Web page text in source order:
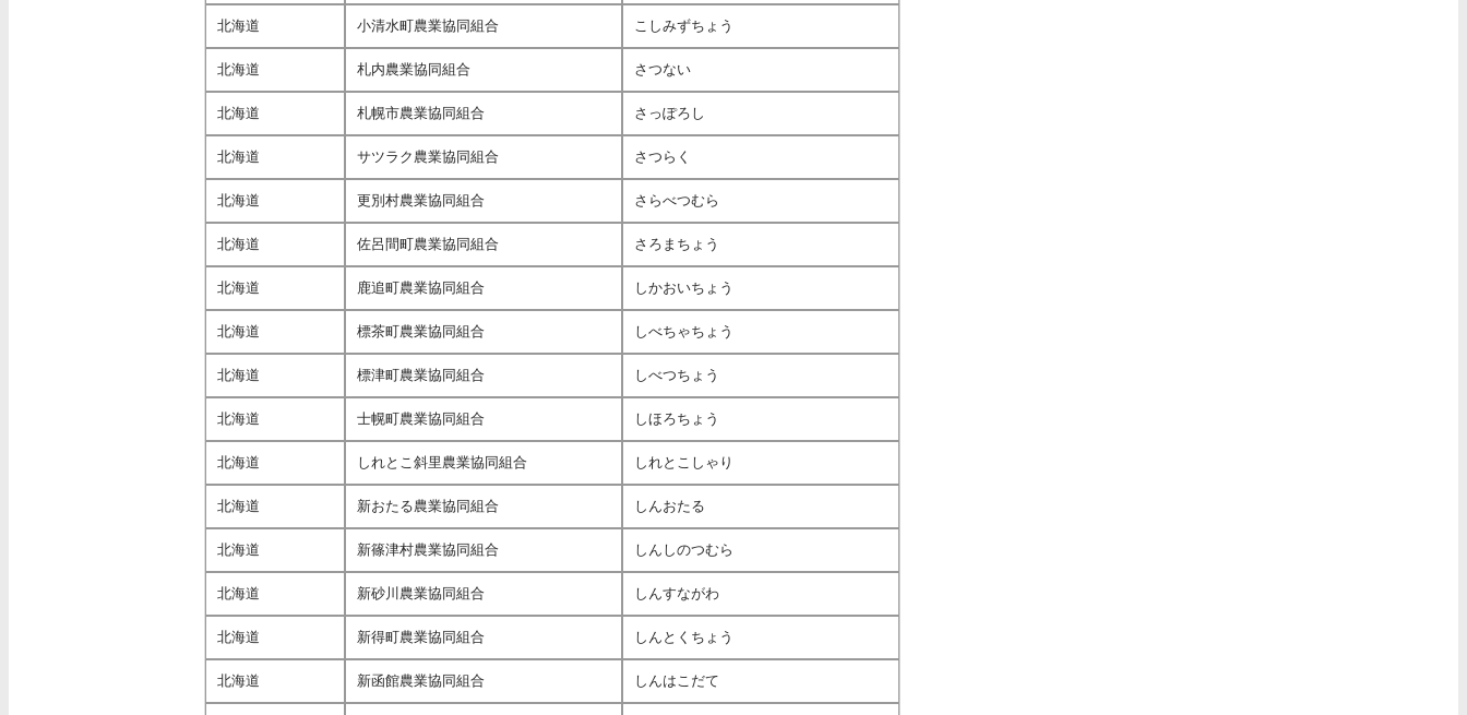
北海道 小清水町農業協同組合 こしみずちょう
北海道 札内農業協同組合 さつない
北海道 札幌市農業協同組合 さっぽろし
北海道 サツラク農業協同組合 さつらく
北海道 更別村農業協同組合 さらべつむら
北海道 佐呂間町農業協同組合 さろまちょう
北海道 鹿追町農業協同組合 しかおいちょう
北海道 標茶町農業協同組合 しべちゃちょう
北海道 標津町農業協同組合 しべつちょう
北海道 士幌町農業協同組合 しほろちょう
北海道 しれとこ斜里農業協同組合 しれとこしゃり
北海道 新おたる農業協同組合 しんおたる
北海道 新篠津村農業協同組合 しんしのつむら
北海道 新砂川農業協同組合 しんすながわ
北海道 新得町農業協同組合 しんとくちょう
北海道 新函館農業協同組合 しんはこだて